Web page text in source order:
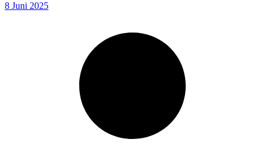
8 Juni 2025